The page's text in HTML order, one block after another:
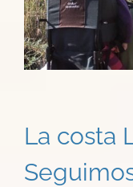
La costa